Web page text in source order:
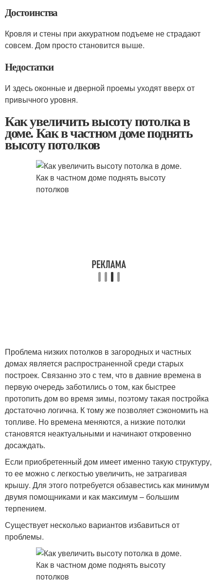
Достоинства
Кровля и стены при аккуратном подъеме не страдают
совсем. Дом просто становится выше.
Недостатки
И здесь оконные и дверной проемы уходят вверх от
привычного уровня.
Как увеличить высоту потолка в
доме. Как в частном доме поднять
высоту потолков
Проблема низких потолков в загородных и частных
домах является распространенной среди старых
построек. Связанно это с тем, что в давние времена в
первую очередь заботились о том, как быстрее
протопить дом во время зимы, поэтому такая постройка
достаточно логична. К тому же позволяет сэкономить на
топливе. Но времена меняются, а низкие потолки
становятся неактуальными и начинают откровенно
досаждать.
Если приобретенный дом имеет именно такую структуру,
то ее можно с легкостью увеличить, не затрагивая
крышу. Для этого потребуется обзавестись как минимум
двумя помощниками и как максимум – большим
терпением.
Существует несколько вариантов избавиться от
проблемы.